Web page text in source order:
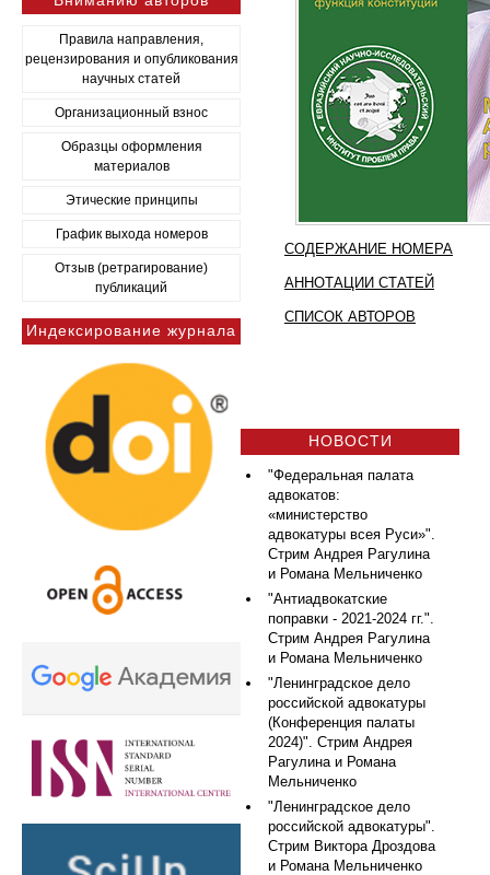
Правила направления,
рецензирования и опубликования
научных статей
Организационный взнос
Образцы оформления
материалов
Этические принципы
График выхода номеров
Отзыв (ретрагирование)
публикаций
Индексирование журнала
СОДЕРЖАНИЕ НОМЕРА
АННОТАЦИИ СТАТЕЙ
СПИСОК АВТОРОВ
НОВОСТИ
"Федеральная палата
адвокатов:
«министерство
адвокатуры всея Руси»".
Стрим Андрея Рагулина
и Романа Мельниченко
"Антиадвокатские
поправки - 2021-2024 гг.".
Стрим Андрея Рагулина
и Романа Мельниченко
"Ленинградское дело
российской адвокатуры
(Конференция палаты
2024)". Стрим Андрея
Рагулина и Романа
Мельниченко
"Ленинградское дело
российской адвокатуры".
Стрим Виктора Дроздова
и Романа Мельниченко